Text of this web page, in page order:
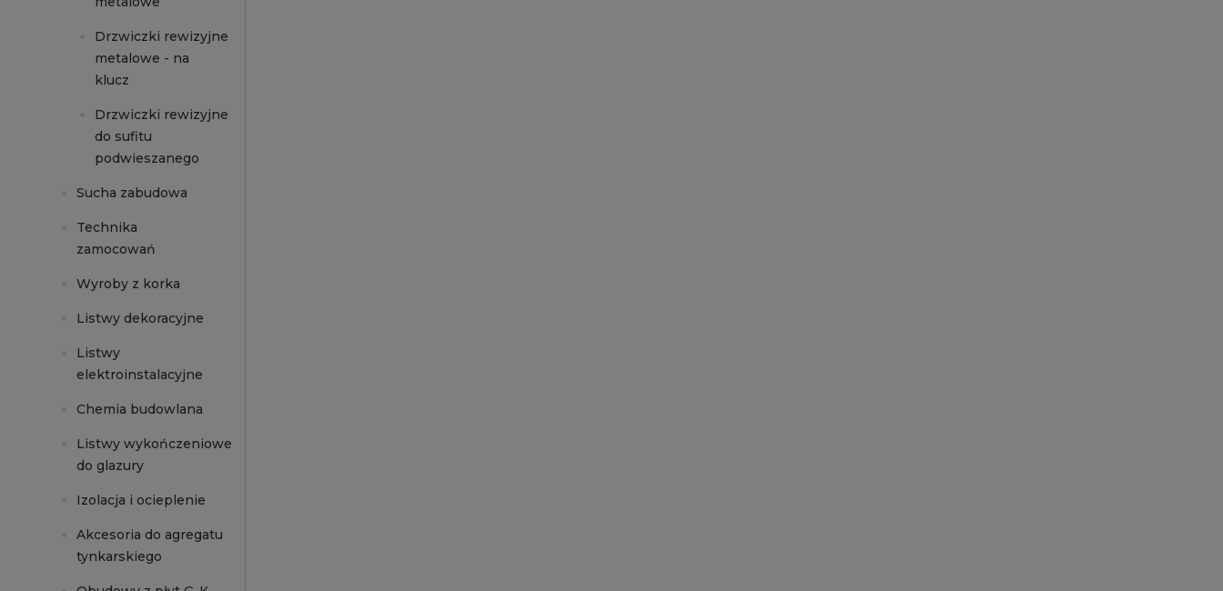
Drzwiczki rewizyjne
metalowe - na
klucz
Drzwiczki rewizyjne
do sufitu
podwieszanego
Sucha zabudowa
Technika
zamocowań
Wyroby z korka
Listwy dekoracyjne
Listwy
elektroinstalacyjne
Chemia budowlana
Listwy wykończeniowe
do glazury
Izolacja i ocieplenie
Akcesoria do agregatu
tynkarskiego